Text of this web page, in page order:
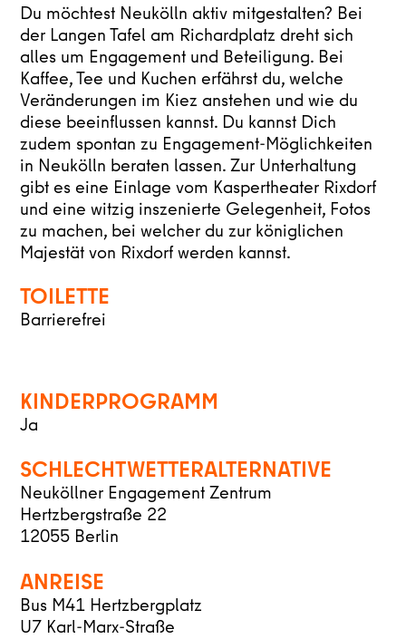
Du möchtest Neukölln aktiv mitgestalten? Bei
der Langen Tafel am Richardplatz dreht sich
alles um Engagement und Beteiligung. Bei
Kaffee, Tee und Kuchen erfährst du, welche
Veränderungen im Kiez anstehen und wie du
diese beeinflussen kannst. Du kannst Dich
zudem spontan zu Engagement-Möglichkeiten
in Neukölln beraten lassen.Zur Unterhaltung
gibt es eine Einlage vom Kaspertheater Rixdorf
und eine witzig inszenierte Gelegenheit, Fotos
zu machen, bei welcher du zur königlichen
Majestät von Rixdorf werden kannst.
TOILETTE
Barrierefrei
KINDERPROGRAMM
Ja
SCHLECHTWETTERALTERNATIVE
Neuköllner Engagement Zentrum
Hertzbergstraße 22
12055 Berlin
ANREISE
Bus M41 Hertzbergplatz
U7 Karl-Marx-Straße